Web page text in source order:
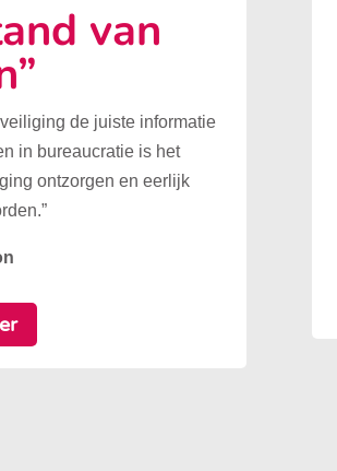
van
de juiste informatie
in bureaucratie is het
ontzorgen en eerlijk